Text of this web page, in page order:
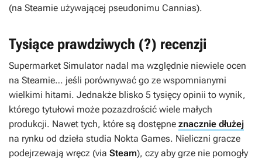
(na Steamie używającej pseudonimu Cannias).
Tysiące prawdziwych (?) recenzji
Supermarket Simulatornadal ma względnie niewiele ocen
na Steamie… jeśli porównywać go ze wspomnianymi
wielkimi hitami. Jednakże blisko 5 tysięcy opinii to wynik,
którego tytułowi może pozazdrościć wiele małych
produkcji. Nawet tych, które są dostępne znacznie dłużej
na rynku od dzieła studia Nokta Games. Nieliczni gracze
podejrzewają wręcz (via Steam), czy aby grze nie pomogły